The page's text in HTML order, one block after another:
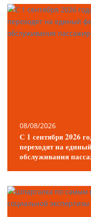
08/08/2026
С 1 сентября 2026
переходят на
обслуживания